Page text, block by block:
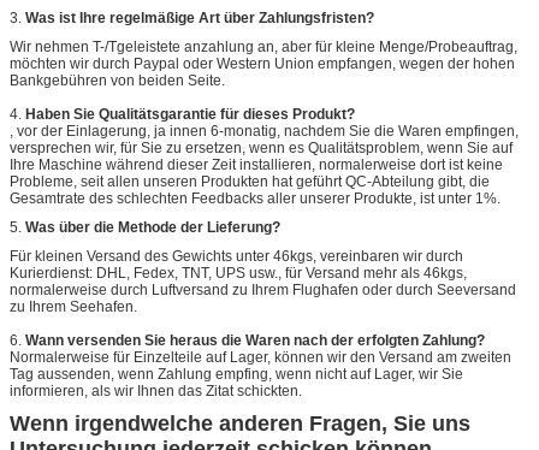
3. Was ist Ihre regelmäßige Art über Zahlungsfristen?
Wir nehmen T-/Tgeleistete anzahlung an, aber für kleine Menge/Probeauftrag,
möchten wir durch Paypal oder Western Union empfangen, wegen der hohen
Bankgebühren von beiden Seite.
4. Haben Sie Qualitätsgarantie für dieses Produkt?
, vor der Einlagerung, ja innen 6-monatig, nachdem Sie die Waren empfingen,
versprechen wir, für Sie zu ersetzen, wenn es Qualitätsproblem, wenn Sie auf
Ihre Maschine während dieser Zeit installieren, normalerweise dort ist keine
Probleme, seit allen unseren Produkten hat geführt QC-Abteilung gibt, die
Gesamtrate des schlechten Feedbacks aller unserer Produkte, ist unter 1%.
5. Was über die Methode der Lieferung?
Für kleinen Versand des Gewichts unter 46kgs, vereinbaren wir durch
Kurierdienst: DHL, Fedex, TNT, UPS usw., für Versand mehr als 46kgs,
normalerweise durch Luftversand zu Ihrem Flughafen oder durch Seeversand
zu Ihrem Seehafen.
6. Wann versenden Sie heraus die Waren nach der erfolgten Zahlung?
Normalerweise für Einzelteile auf Lager, können wir den Versand am zweiten
Tag aussenden, wenn Zahlung empfing, wenn nicht auf Lager, wir Sie
informieren, als wir Ihnen das Zitat schickten.
Wenn irgendwelche anderen Fragen, Sie uns